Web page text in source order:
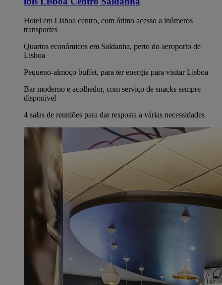
Hotel em Lisboa centro, com ótimo acesso a inúmeros
transportes
Quartos económicos em Saldanha, perto do aeroporto de
Lisboa
Pequeno-almoço buffet, para ter energia para visitar Lisboa
Bar moderno e acolhedor, com serviço de snacks sempre
disponível
4 salas de reuniões para dar resposta a várias necessidades